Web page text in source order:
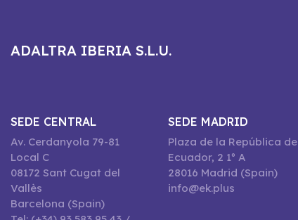
ADALTRA IBERIA S.L.U.
SEDE CENTRAL
Av. Cerdanyola 79-81
Local C
08172 Sant Cugat del
Vallès
Barcelona (Spain)
SEDE MADRID
Plaza de la República de
Ecuador, 2 1º A
28016 Madrid (Spain)
info@ek.plus